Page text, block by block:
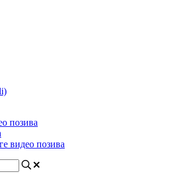
позива
видео позива